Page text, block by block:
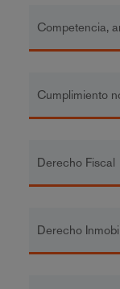
Competencia,
Cumplimiento
Derecho Fiscal
Derecho